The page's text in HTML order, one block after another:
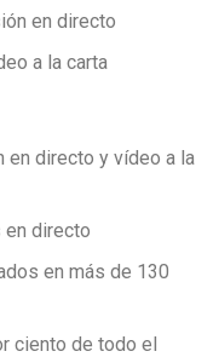
en directo
a la carta
directo y vídeo a la
en directo
en más de 130
ciento de todo el